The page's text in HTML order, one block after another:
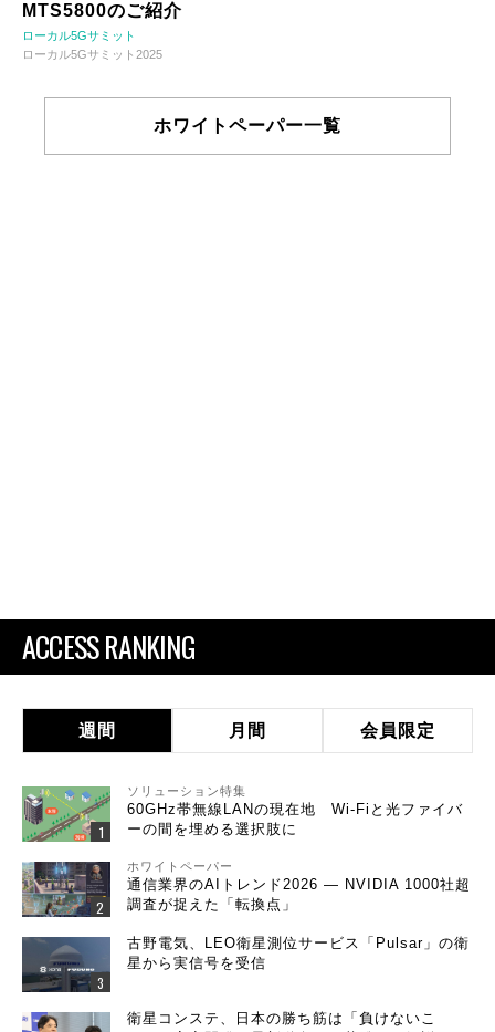
MTS5800のご紹介
ローカル5Gサミット
ローカル5Gサミット2025
ホワイトペーパー一覧
ACCESS RANKING
週間 月間 会員限定
ソリューション特集
60GHz帯無線LANの現在地 Wi-Fiと光ファイバ
ーの間を埋める選択肢に
ホワイトペーパー
通信業界のAIトレンド2026 ― NVIDIA 1000社超
調査が捉えた「転換点」
古野電気、LEO衛星測位サービス「Pulsar」の衛
星から実信号を受信
衛星コンステ、日本の勝ち筋は「負けないこ